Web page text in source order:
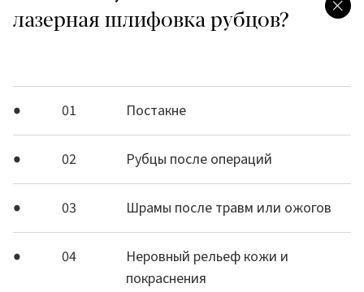
лазерная шлифовка рубцов?
01 Постакне
02 Рубцы после операций
03 Шрамы после травм или ожогов
04
Неровный рельеф кожи и
покраснения